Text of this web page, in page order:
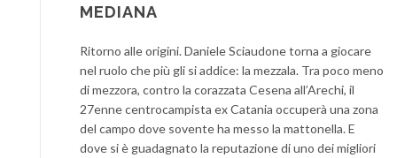
MEDIANA
Ritorno alle origini. Daniele Sciaudone torna a giocare
nel ruolo che più gli si addice: la mezzala. Tra poco meno
di mezzora, contro la corazzata Cesena all’Arechi, il
27enne centrocampista ex Catania occuperà una zona
del campo dove sovente ha messo la mattonella. E
dove si è guadagnato la reputazione di uno dei migliori